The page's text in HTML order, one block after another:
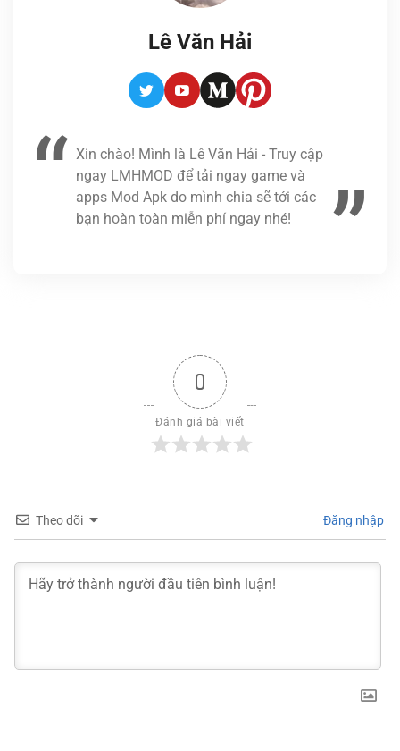
Lê Văn Hải
TwitterYoutubeMediumPinterest
Xin chào! Mình là Lê Văn Hải - Truy cập
ngay LMHMOD để tải ngay game và
apps Mod Apk do mình chia sẽ tới các
bạn hoàn toàn miễn phí ngay nhé!
0
Đánh giá bài viết
Theo dõi Đăng nhập